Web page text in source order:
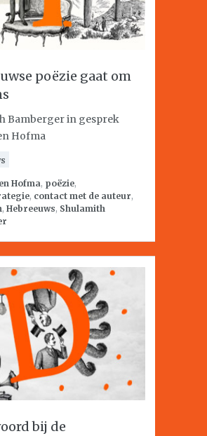
poëzie gaat om
Bamberger in gesprek
Hofma
Hofma, poëzie,
, contact met de auteur,
, Hebreeuws, Shulamith
bij de